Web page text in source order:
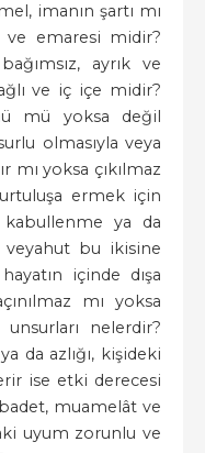
imanın şartı mı
ve emaresi midir?
ayrık ve
ve iç içe midir?
mü yoksa değil
olmasıyla veya
mı yoksa çıkılmaz
ermek için
kabullenme ya da
bu ikisine
içinde dışa
mı yoksa
unsurları nelerdir?
da azlığı, kişideki
ise etki derecesi
muamelât ve
uyum zorunlu ve